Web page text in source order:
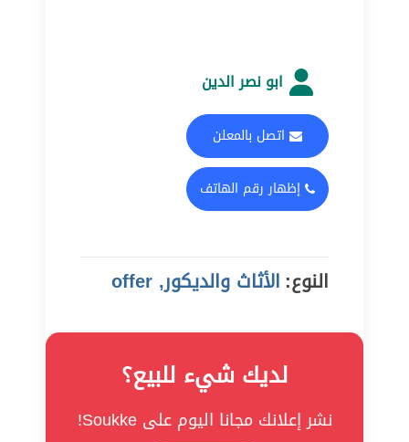
ابو نصر الدين
اتصل بالمعلن
إظهار رقم الهاتف
النوع: الأثاث والديكور, offer
لديك شيء للبيع؟
نشر إعلانك مجانا اليوم على Soukke!